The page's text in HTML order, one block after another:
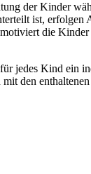
der Kinder
ist,
die
jedes Kind
den